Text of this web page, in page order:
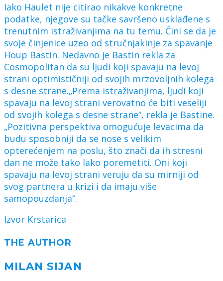
Iako Haulet nije citirao nikakve konkretne
podatke, njegove su tačke savršeno usklađene s
trenutnim istraživanjima na tu temu. Čini se da je
svoje činjenice uzeo od stručnjakinje za spavanje
Houp Bastin. Nedavno je Bastin rekla za
Cosmopolitan da su ljudi koji spavaju na levoj
strani optimističniji od svojih mrzovoljnih kolega
s desne strane.„Prema istraživanjima, ljudi koji
spavaju na levoj strani verovatno će biti veseliji
od svojih kolega s desne strane“, rekla je Bastine.
„Pozitivna perspektiva omogućuje levacima da
budu sposobniji da se nose s velikim
opterećenjem na poslu, što znači da ih stresni
dan ne može tako lako poremetiti. Oni koji
spavaju na levoj strani veruju da su mirniji od
svog partnera u krizi i da imaju više
samopouzdanja“.
Izvor Krstarica
THE AUTHOR
MILAN SIJAN